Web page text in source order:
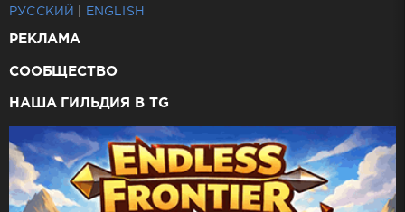
РУССКИЙ ENGLISH
РЕКЛАМА
СООБЩЕСТВО
НАША ГИЛЬДИЯ В TG